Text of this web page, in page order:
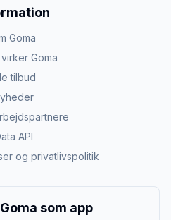
Goma
Goma
tilbud
API
og privatlivspolitik
som app